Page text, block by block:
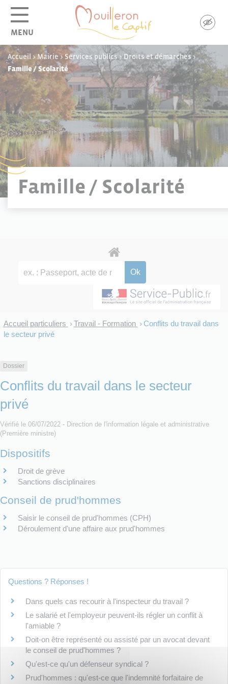
MENU
Accueil >Mairie> Services publics>Droits et démarches>
Famille / Scolarité
Famille / Scolarité
Accueil particuliers > Travail - Formation > Conflits du travail dans
le secteur privé
Dossier
Conflits du travail dans le secteur
privé
Vérifié le 06/07/2022 - Direction de l'information légale et administrative
(Première ministre)
Dispositifs
Droit de grève
Sanctions disciplinaires
Conseil de prud'hommes
Saisir le conseil de prud'hommes (CPH)
Déroulement d'une affaire aux prud'hommes
Questions ? Réponses !
Dans quels cas recourir à l'inspecteur du travail ?
Le salarié et l'employeur peuvent-ils régler un conflit à
l'amiable ?
Doit-on être représenté ou assisté par un avocat devant
le conseil de prud'hommes ?
Qu'est-ce qu'un défenseur syndical ?
Prud'hommes : qu'est-ce que l'indemnité forfaitaire de
Panneau de gestion des cookies